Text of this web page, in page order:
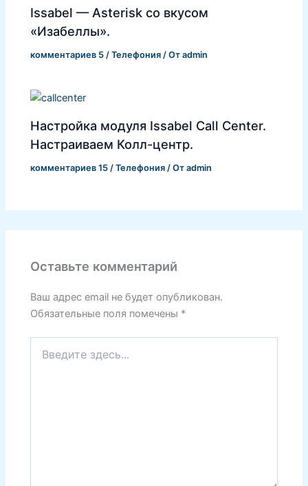
Issabel — Asterisk со вкусом
«Изабеллы».
комментариев 5 /Телефония / Отadmin
Настройка модуля Issabel Call Center.
Настраиваем Колл-центр.
комментариев 15 /Телефония / Отadmin
Оставьте комментарий
Ваш адрес email не будет опубликован.
Обязательные поля помечены *
здесь...